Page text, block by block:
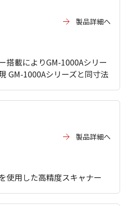
製品詳細へ
搭載によりGM-1000Aシリー
GM-1000Aシリーズと同寸法
製品詳細へ
使用した高精度スキャナー